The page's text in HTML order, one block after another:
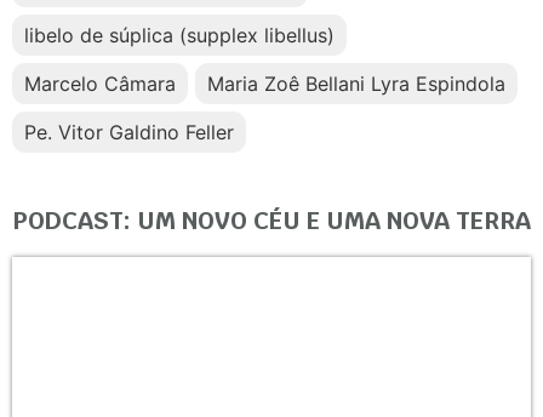
libelo de súplica (supplex libellus)
Marcelo Câmara
Maria Zoê Bellani Lyra Espindola
Pe. Vitor Galdino Feller
PODCAST: UM NOVO CÉU E UMA NOVA TERRA